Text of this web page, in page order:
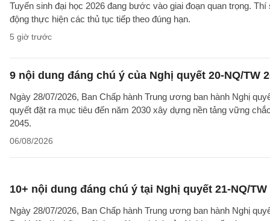
Tuyển sinh đại học 2026 đang bước vào giai đoạn quan trọng.
động thực hiện các thủ tục tiếp theo đúng hạn.
5 giờ trước
9 nội dung đáng chú ý của Nghị quyết 20-NQ/TW
Ngày 28/07/2026, Ban Chấp hành Trung ương ban hành Nghị
quyết đặt ra mục tiêu đến năm 2030 xây dựng nền tảng vững
2045.
06/08/2026
10+ nội dung đáng chú ý tại Nghị quyết 21-NQ/TW
Ngày 28/07/2026, Ban Chấp hành Trung ương ban hành Nghị